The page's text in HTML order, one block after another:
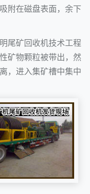
附在磁盘表面，余下
尾矿回收机技术工程
矿物颗粒被带出，然
，进入集矿槽中集中